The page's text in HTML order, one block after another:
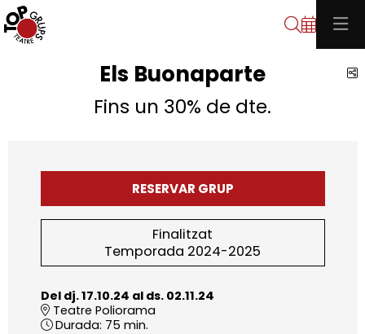
Cerca
Els Buonaparte
Fins un 30% de dte.
RESERVAR GRUP
Finalitzat
Temporada 2024-2025
Del dj. 17.10.24 al ds. 02.11.24
Teatre Poliorama
Durada: 75 min.